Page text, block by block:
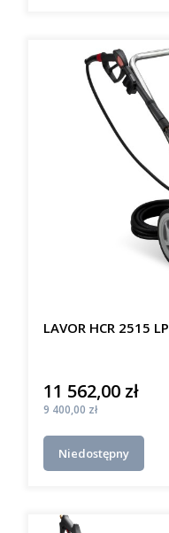
LAVOR HCR 2515 LP
Cena
11 562,00 zł
Cena
9 400,00 zł
Niedostępny